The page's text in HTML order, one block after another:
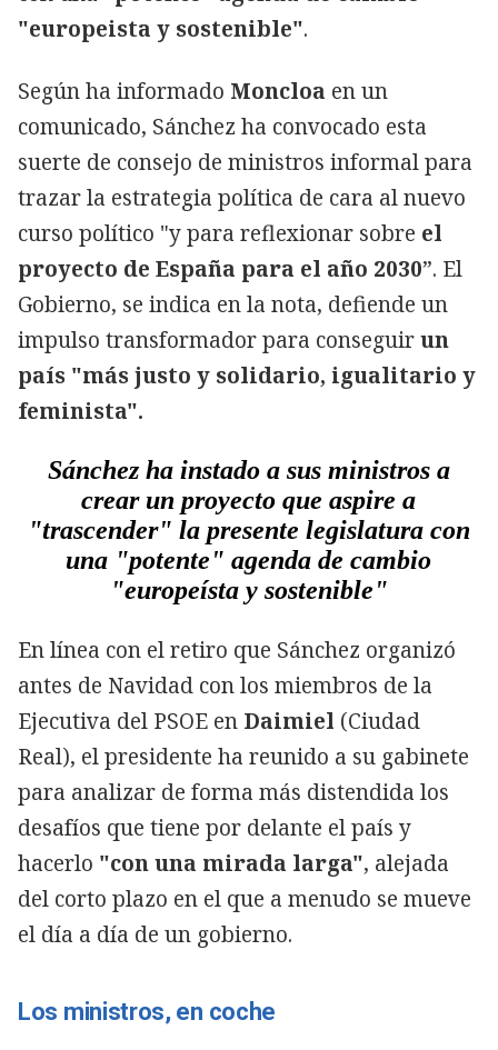
"europeista y sostenible".
Según ha informado Moncloa en un
comunicado, Sánchez ha convocado esta
suerte de consejo de ministros informal para
trazar la estrategia política de cara al nuevo
curso político "y para reflexionar sobre el
proyecto de España para el año 2030”. El
Gobierno, se indica en la nota, defiende un
impulso transformador para conseguirun
país "más justo y solidario, igualitario y
feminista".
Sánchez ha instado a sus ministros a
crear un proyecto que aspire a
"trascender" la presente legislatura con
una "potente" agenda de cambio
"europeísta y sostenible"
En línea con el retiro que Sánchez organizó
antes de Navidad con los miembros de la
Ejecutiva del PSOE en Daimiel (Ciudad
Real), el presidente ha reunido a su gabinete
para analizar de forma más distendida los
desafíos que tiene por delante el país y
hacerlo "con una mirada larga", alejada
del corto plazo en el que a menudo se mueve
el día a día de un gobierno.
Los ministros, en coche